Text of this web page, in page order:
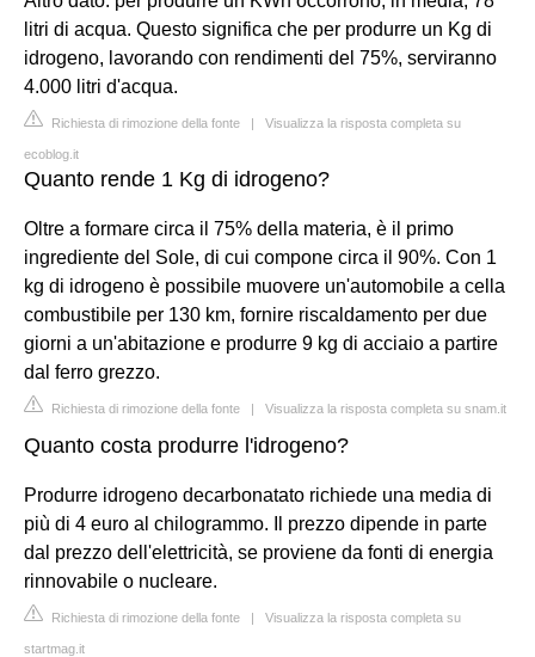
litri di acqua. Questo significa che per produrre un Kg di
idrogeno, lavorando con rendimenti del 75%, serviranno
4.000 litri d'acqua.
Richiesta di rimozione della fonte | Visualizza la risposta completa su
ecoblog.it
Quanto rende 1 Kg di idrogeno?
Oltre a formare circa il 75% della materia, è il primo
ingrediente del Sole, di cui compone circa il 90%. Con 1
kg di idrogeno è possibile muovere un'automobile a cella
combustibile per 130 km, fornire riscaldamento per due
giorni a un'abitazione e produrre 9 kg di acciaio a partire
dal ferro grezzo.
Richiesta di rimozione della fonte | Visualizza la risposta completa su snam.it
Quanto costa produrre l'idrogeno?
Produrre idrogeno decarbonatato richiede una media di
più di 4 euro al chilogrammo. Il prezzo dipende in parte
dal prezzo dell'elettricità, se proviene da fonti di energia
rinnovabile o nucleare.
Richiesta di rimozione della fonte | Visualizza la risposta completa su
startmag.it